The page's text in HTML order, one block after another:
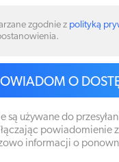
zgodnie z polityką
O
są używane do
powiadomienie
informacji o